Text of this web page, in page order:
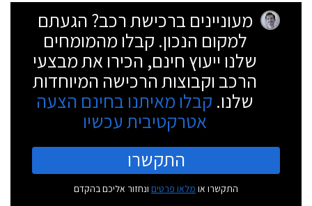
מעוניינים ברכישת רכב? הגעתם
למקום הנכון. קבלו מהמומחים
שלנו ייעוץ חינם, הכירו את מבצעי
הרכב וקבוצות הרכישה המיוחדות
שלנו. קבלו מאיתנו בחינם הצעה
אטרקטיבית עכשיו
התקשרו
התקשרו או מלאו פרטים ונחזור אליכם בהקדם